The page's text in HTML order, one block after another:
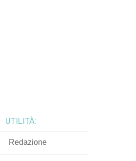
UTILITÀ:
Redazione